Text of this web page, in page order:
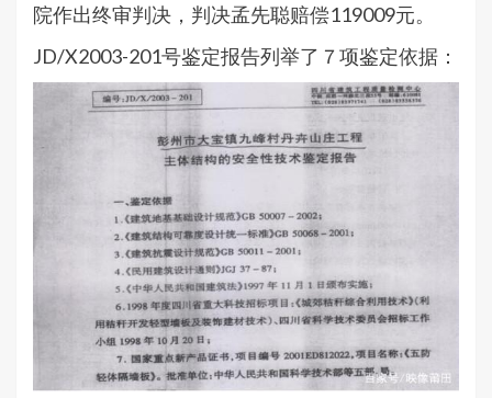
院作出终审判决，判决孟先聪赔偿119009元。
JD/X2003-201号鉴定报告列举了７项鉴定依据：